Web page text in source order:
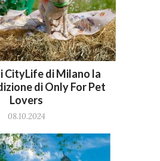
CityLife di Milano la
di Only For Pet
Lovers
08.10.2024